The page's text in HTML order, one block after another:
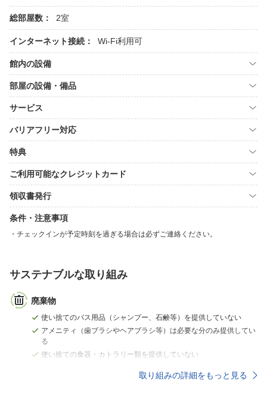
総部屋数： 2室
インターネット接続： Wi-Fi利用可
館内の設備
部屋の設備・備品
サービス
バリアフリー対応
特典
ご利用可能なクレジットカード
領収書発行
条件・注意事項
チェックインが予定時刻を過ぎる場合は必ずご連絡ください。
サステナブルな取り組み
廃棄物
使い捨てのバス用品（シャンプー、石鹸等）を提供していない
アメニティ（歯ブラシやヘアブラシ等）は必要な分のみ提供してい
る
使い捨ての食器・カトラリー類を提供していない
取り組みの詳細をもっと見る